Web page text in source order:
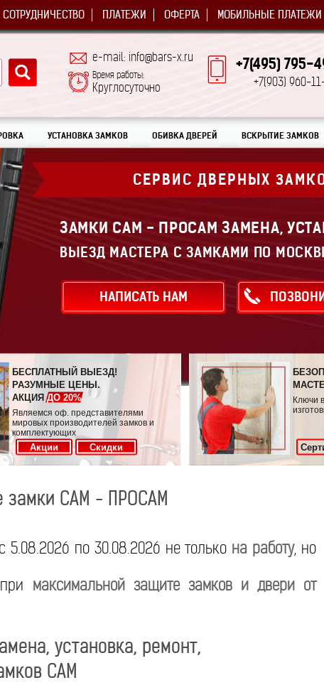
СОТРУДНИЧЕСТВО ПЛАТЕЖИ ОФЕРТА МОБИЛЬНЫЕ ПЛАТЕЖИ
e-mail: info@bars-x.ru
Время работы:
Круглосуточно
+7(495) 795-
+7(903) 960-
УСТАНОВКА ЗАМКОВ ОБИВКА ДВЕРЕЙ ВСКРЫТИЕ ЗАМКОВ
СЕРВИС ДВЕРНЫХ
ЗАМКИ САМ - ПРОСАМ ЗАМЕНА,
ВЫЕЗД МАСТЕРА С ЗАМКАМИ ПО
НАПИСАТЬ НАМ
БЕСПЛАТНЫЙ ВЫЕЗД!
РАЗУМНЫЕ ЦЕНЫ.
АКЦИЯДО 20%
Являемся оф. представителями
мировых производителей замков и
комплектующих
Акции Скидки
Ключи
замки САМ - ПРОСАМ
5.08.2026 по 30.08.2026 не только на работу, но
при максимальной защите замков и двери от
установка, ремонт,
САМ